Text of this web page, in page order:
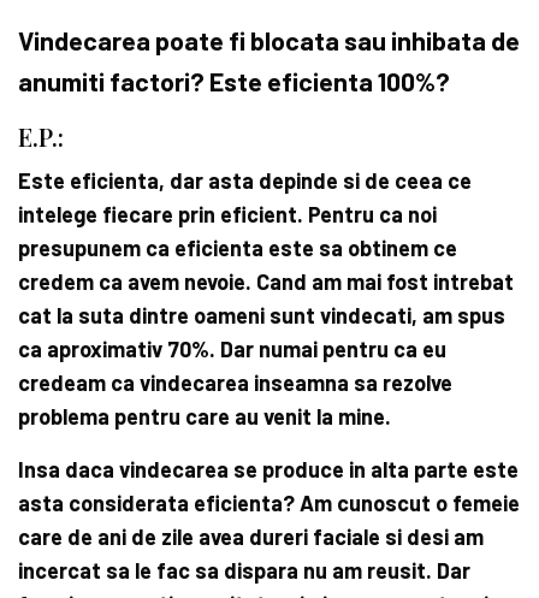
Vindecarea poate fi blocata sau inhibata de
anumiti factori? Este eficienta 100%?
E.P.:
Este eficienta, dar asta depinde si de ceea ce
intelege fiecare prin eficient. Pentru ca noi
presupunem ca eficienta este sa obtinem ce
credem ca avem nevoie. Cand am mai fost intrebat
cat la suta dintre oameni sunt vindecati, am spus
ca aproximativ 70%. Dar numai pentru ca eu
credeam ca vindecarea inseamna sa rezolve
problema pentru care au venit la mine.
Insa daca vindecarea se produce in alta parte este
asta considerata eficienta? Am cunoscut o femeie
care de ani de zile avea dureri faciale si desi am
incercat sa le fac sa dispara nu am reusit. Dar